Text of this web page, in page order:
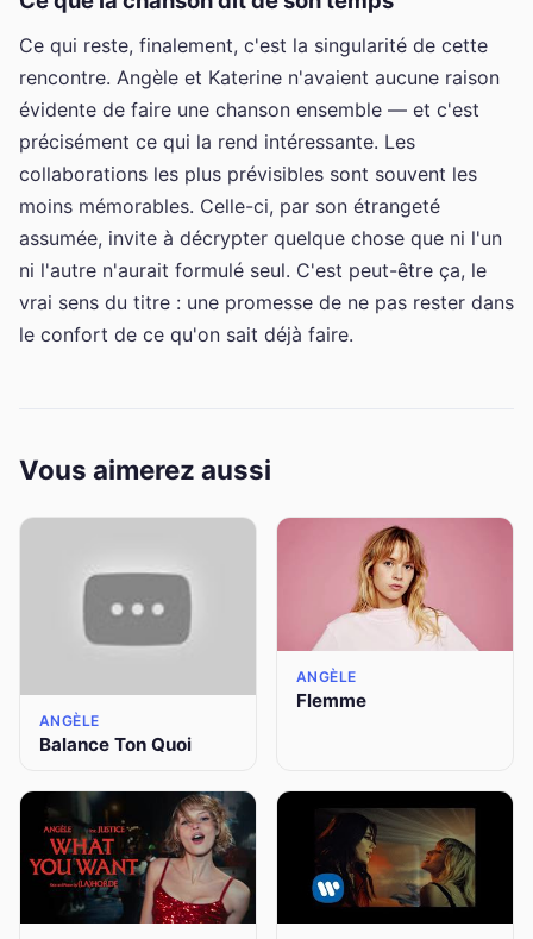
Ce qui reste, finalement, c'est la singularité de cette
rencontre. Angèle et Katerine n'avaient aucune raison
évidente de faire une chanson ensemble — et c'est
précisément ce qui la rend intéressante. Les
collaborations les plus prévisibles sont souvent les
moins mémorables. Celle-ci, par son étrangeté
assumée, invite à décrypter quelque chose que ni l'un
ni l'autre n'aurait formulé seul. C'est peut-être ça, le
vrai sens du titre : une promesse de ne pas rester dans
le confort de ce qu'on sait déjà faire.
Vous aimerez aussi
ANGÈLE
Balance Ton Quoi
ANGÈLE
Flemme